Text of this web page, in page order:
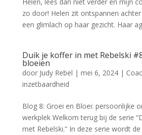
zo door! Helen zit ontspannen
een glimlach op haar gezicht. Haar
Duik je koffer in met Rebelski
bloeien
door Judy Rebel | mei 6, 2024|
inzetbaardheid
Blog 8: Groei en Bloei: persoonlijke
werkplek Welkom terug bij de serie
met Rebelski.” In deze serie wordt